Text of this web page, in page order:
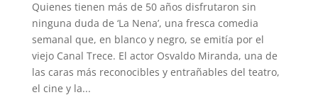
Quienes tienen más de 50 años disfrutaron sin
ninguna duda de ‘La Nena’, una fresca comedia
semanal que, en blanco y negro, se emitía por el
viejo Canal Trece. El actor Osvaldo Miranda, una de
las caras más reconocibles y entrañables del teatro,
el cine y la...